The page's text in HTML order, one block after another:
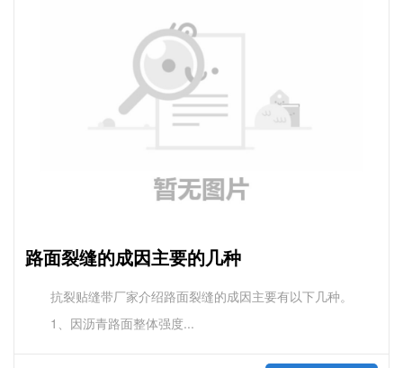
路面裂缝的成因主要的几种
抗裂贴缝带厂家介绍路面裂缝的成因主要有以下几种。
1、因沥青路面整体强度...